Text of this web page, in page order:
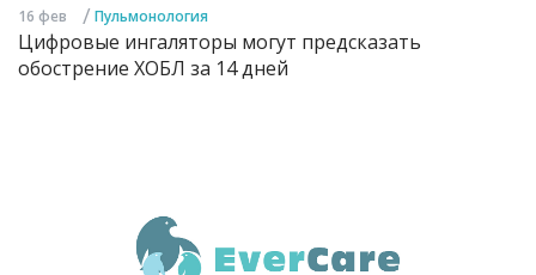
16 фев / Пульмонология
Цифровые ингаляторы могут предсказать
обострение ХОБЛ за 14 дней